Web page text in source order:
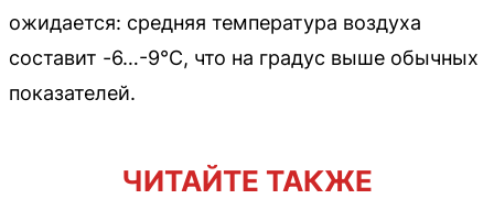
ожидается: средняя температура воздуха
составит -6…-9°C, что на градус выше обычных
показателей.
ЧИТАЙТЕ ТАКЖЕ